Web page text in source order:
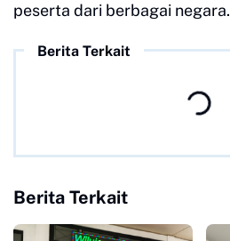
peserta dari berbagai negara.
Berita Terkait
Berita Terkait